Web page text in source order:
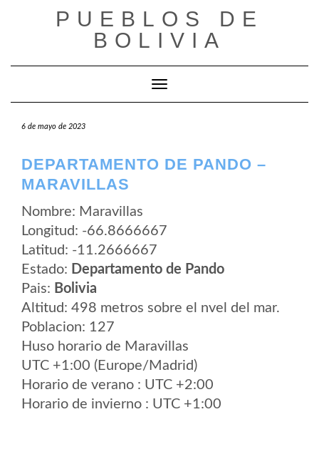
PUEBLOS DE
BOLIVIA
Cambiar modo de navegación
6 de mayo de 2023
DEPARTAMENTO DE PANDO –
MARAVILLAS
Nombre: Maravillas
Longitud: -66.8666667
Latitud: -11.2666667
Estado: Departamento de Pando
Pais: Bolivia
Altitud: 498 metros sobre el nvel del mar.
Poblacion: 127
Huso horario de Maravillas
UTC +1:00 (Europe/Madrid)
Horario de verano : UTC +2:00
Horario de invierno : UTC +1:00